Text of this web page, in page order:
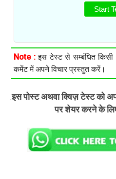
Start
Note :इस टेस्ट से सम्बंधित किसी
कमेंट में अपने विचार प्रस्तुत करें।
.इस पोस्ट अथवा क्विज़ टेस्ट को
पर शेयर करने के